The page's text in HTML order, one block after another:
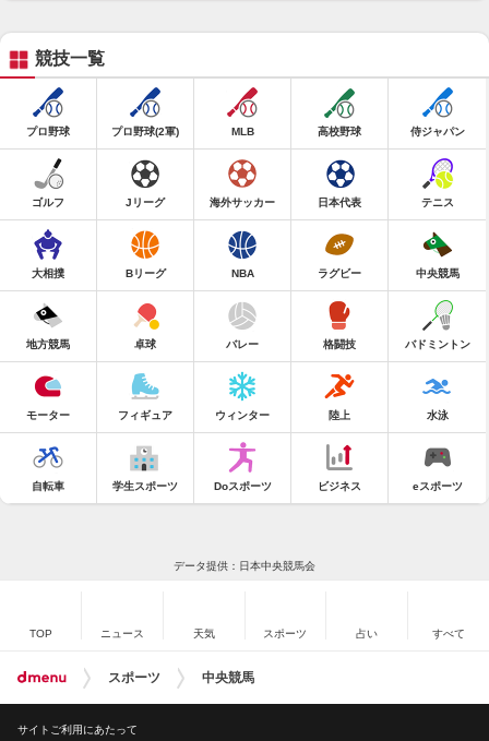
競技一覧
プロ野球 プロ野球(2軍) MLB 高校野球 侍ジャパン
ゴルフ Jリーグ 海外サッカー 日本代表 テニス
大相撲 Bリーグ NBA ラグビー 中央競馬
地方競馬 卓球 バレー 格闘技 バドミントン
モーター フィギュア ウィンター 陸上 水泳
自転車 学生スポーツ Doスポーツ ビジネス eスポーツ
データ提供：日本中央競馬会
TOP ニュース 天気 スポーツ 占い すべて
スポーツ 中央競馬
サイトご利用にあたって